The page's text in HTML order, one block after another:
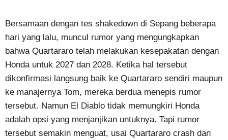
Bersamaan dengan tes shakedown di Sepang beberapa
hari yang lalu, muncul rumor yang mengungkapkan
bahwa Quartararo telah melakukan kesepakatan dengan
Honda untuk 2027 dan 2028. Ketika hal tersebut
dikonfirmasi langsung baik ke Quartararo sendiri maupun
ke manajernya Tom, mereka berdua menepis rumor
tersebut. Namun El Diablo tidak memungkiri Honda
adalah opsi yang menjanjikan untuknya. Tapi rumor
tersebut semakin menguat, usai Quartararo crash dan